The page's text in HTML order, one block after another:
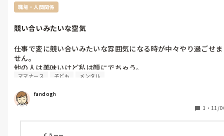
職場・人間関係
競い合いみたいな空気
仕事で変に競い合いみたいな雰囲気になる時が中々やり過ごせま
せん。
他の人は美味いけど私は顔にでちゃう。
こういう時は子どもにもイライラして、かわいいと思えなくな
どうやってやりくりすればよいのかわかりません。
ママナース 子ども メンタル
fandogh
1 ・ 11/